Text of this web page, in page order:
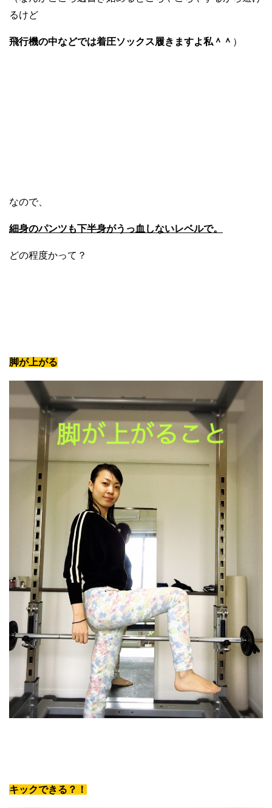
るけど
飛行機の中などでは着圧ソックス履きますよ私＾＾ ）
なので、
細身のパンツも下半身がうっ血しないレベルで。
どの程度かって？
脚が上がる
キックできる？！